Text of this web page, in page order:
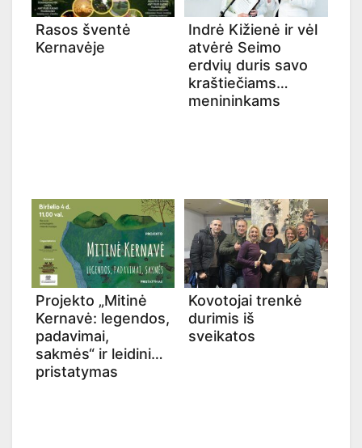
Rasos šventė
Kernavėje
Indrė Kižienė ir vėl
atvėrė Seimo
erdvių duris savo
kraštiečiams
menininkams
Projekto „Mitinė
Kernavė: legendos,
padavimai,
sakmės“ ir leidinio
pristatymas
Kovotojai trenkė
durimis iš
sveikatos